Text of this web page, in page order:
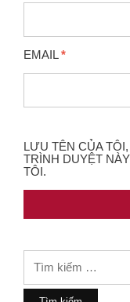
EMAIL*
LƯU TÊN CỦA
TRÌNH DUYỆT
TÔI.
cho: